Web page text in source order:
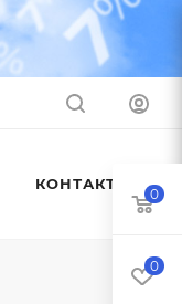
КОНТАКТЫ
0
0